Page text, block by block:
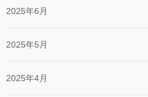
2025年6月
2025年5月
2025年4月